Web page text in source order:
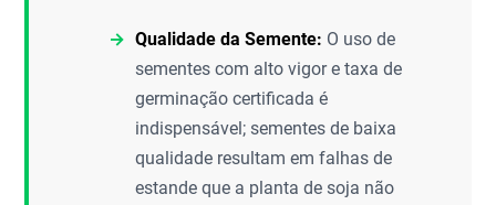
Qualidade da Semente: O uso de
sementes com alto vigor e taxa de
germinação certificada é
indispensável; sementes de baixa
qualidade resultam em falhas de
estande que a planta de soja não